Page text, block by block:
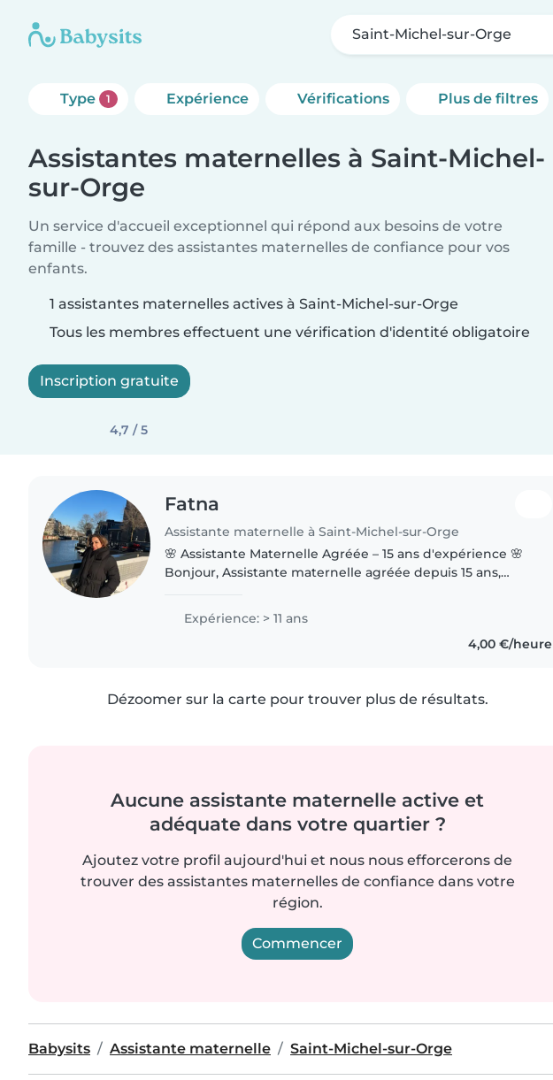
Saint-Michel-sur-Orge
Type 1 Expérience Vérifications Plus de filtres
Assistantes maternelles à Saint-Michel-
sur-Orge
Un service d'accueil exceptionnel qui répond aux besoins de votre
famille - trouvez des assistantes maternelles de confiance pour vos
enfants.
1 assistantes maternelles actives à Saint-Michel-sur-Orge
Tous les membres effectuent une vérification d'identité obligatoire
Inscription gratuite
4,7 / 5
Fatna
Assistante maternelle à Saint-Michel-sur-Orge
🌸 Assistante Maternelle Agréée – 15 ans d'expérience 🌸
Bonjour, Assistante maternelle agréée depuis 15 ans,
enfants, je dispose..
Expérience: > 11 ans
4,00 €/heure
Dézoomer sur la carte pour trouver plus de résultats.
Aucune assistante maternelle active et
adéquate dans votre quartier ?
Ajoutez votre profil aujourd'hui et nous nous efforcerons de
trouver des assistantes maternelles de confiance dans votre
région.
Commencer
Babysits Assistante maternelle Saint-Michel-sur-Orge